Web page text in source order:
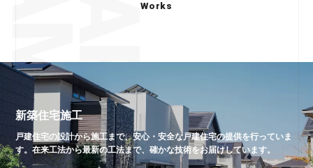
Works
新築住宅施工
戸建住宅の設計から施工まで、安心・安全な戸建住宅の提供を行っていま
す。在来工法から最新の工法まで、確かな技術をお届けしています。